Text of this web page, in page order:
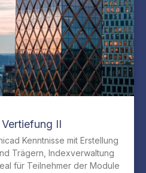
II
Kenntnisse mit Erstellung
Trägern, Indexverwaltung
für Teilnehmer der Module